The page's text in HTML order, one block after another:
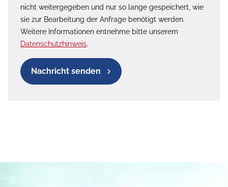
nicht weitergegeben und nur so lange gespeichert, wie
sie zur Bearbeitung der Anfrage benötigt werden.
Weitere Informationen entnehme bitte unserem
Datenschutzhinweis.
Nachricht senden